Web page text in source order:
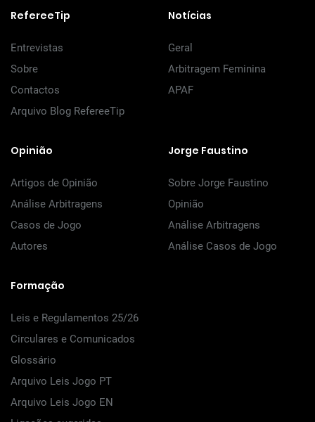
RefereeTip
Entrevistas
Sobre
Contactos
Arquivo Blog RefereeTip
Notícias
Geral
Arbitragem Feminina
APAF
Opinião
Artigos de Opinião
Análise Arbitragens
Casos de Jogo
Autores
Jorge Faustino
Sobre Jorge Faustino
Opinião
Análise Arbitragens
Análise Casos de Jogo
Formação
Leis e Regulamentos 25/26
Circulares e Comunicados
Glossário
Arquivo Leis Jogo PT
Arquivo Leis Jogo EN